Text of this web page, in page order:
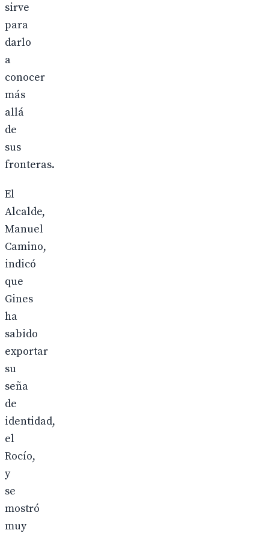
sirve
para
darlo
a
conocer
más
allá
de
sus
fronteras.
El
Alcalde,
Manuel
Camino,
indicó
que
Gines
ha
sabido
exportar
su
seña
de
identidad,
el
Rocío,
y
se
mostró
muy